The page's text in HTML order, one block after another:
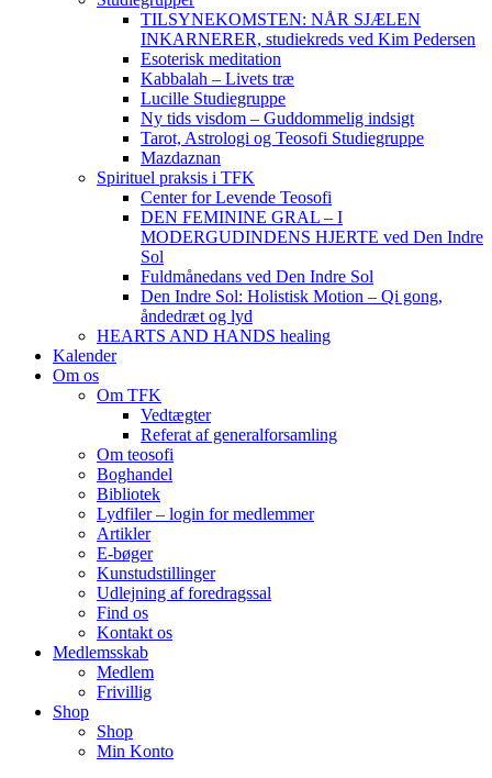
TILSYNEKOMSTEN: NÅR SJÆLEN
INKARNERER, studiekreds ved Kim Pedersen
Esoterisk meditation
Kabbalah – Livets træ
Lucille Studiegruppe
Ny tids visdom – Guddommelig indsigt
Tarot, Astrologi og Teosofi Studiegruppe
Mazdaznan
Spirituel praksis i TFK
Center for Levende Teosofi
DEN FEMININE GRAL – I
MODERGUDINDENS HJERTE ved Den Indre
Sol
Fuldmånedans ved Den Indre Sol
Den Indre Sol: Holistisk Motion – Qi gong,
åndedræt og lyd
HEARTS AND HANDS healing
Kalender
Om os
Om TFK
Vedtægter
Referat af generalforsamling
Om teosofi
Boghandel
Bibliotek
Lydfiler – login for medlemmer
Artikler
E-bøger
Kunstudstillinger
Udlejning af foredragssal
Find os
Kontakt os
Medlemsskab
Medlem
Frivillig
Shop
Shop
Min Konto